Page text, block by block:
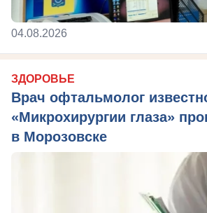
04.08.2026
ЗДОРОВЬЕ
Врач офтальмолог
«Микрохирургии глаза»
в Морозовске